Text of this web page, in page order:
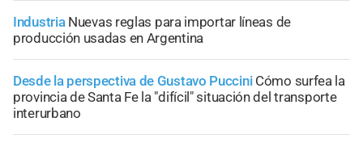
Industria Nuevas reglas para importar líneas de
producción usadas en Argentina
Desde la perspectiva de Gustavo Puccini Cómo surfea la
provincia de Santa Fe la "difícil" situación del transporte
interurbano